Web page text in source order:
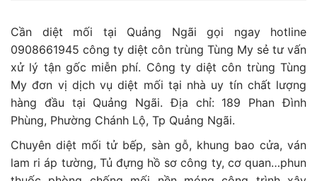
Cần diệt mối tại Quảng Ngãi gọi ngay hotline
0908661945 công ty diệt côn trùng Tùng My sẻ tư vấn
xử lý tận gốc miễn phí. Công ty diệt côn trùng Tùng
My đơn vị dịch vụ diệt mối tại nhà uy tín chất lượng
hàng đầu tại Quảng Ngãi. Địa chỉ: 189 Phan Đình
Phùng, Phường Chánh Lộ, Tp Quảng Ngãi.
Chuyên diệt mối tử bếp, sàn gỗ, khung bao cửa, ván
lam ri áp tường, Tủ đựng hồ sơ công ty, cơ quan…phun